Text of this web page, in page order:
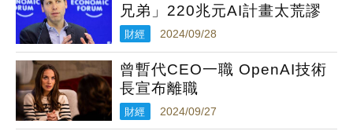
兄弟」220兆元AI計畫太荒謬
財經 2024/09/28
曾暫代CEO一職 OpenAI技術
長宣布離職
財經 2024/09/27